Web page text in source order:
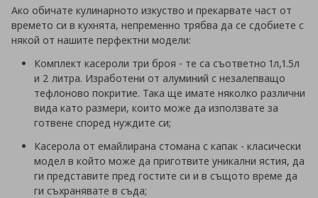
Ако обичате кулинарното изкуство и прекарвате част от
времето си в кухнята, непременно трябва да се сдобиете с
някой от нашите перфектни модели:
Комплект касероли три броя - те са съответно 1л,1.5л
и 2 литра. Изработени от алуминий с незалепващо
тефлоново покритие. Така ще имате няколко различни
вида като размери, които може да използвате за
готвене според нуждите си;
Касерола от емайлирана стомана с капак - класически
модел в който може да приготвите уникални ястия, да
ги представите пред гостите си и в същото време да
ги съхранявате в съда;